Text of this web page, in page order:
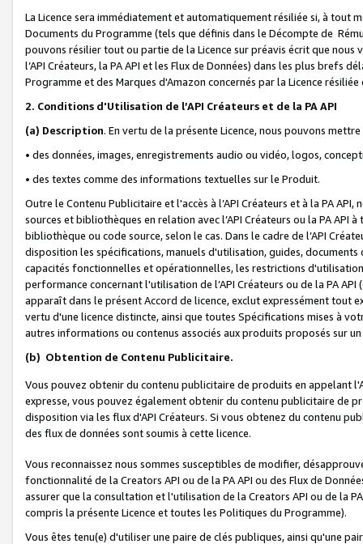
La Licence sera immédiatement et automatiquement résiliée si, à
Documents du Programme (tels que définis dans le Décompte de
pouvons résilier tout ou partie de la Licence sur préavis écrit que
l’API Créateurs, la PA API et les Flux de Données) dans les plus
Programme et des Marques d'Amazon concernés par la Licence
2. Conditions d'Utilisation de l’API Créateurs et de la PA API
(a) Description. En vertu de la présente Licence, nous pouvons
• des données, images, enregistrements audio ou vidéo, logos,
• des textes comme des informations textuelles sur le Produit.
Outre le Contenu Publicitaire et l'accès à l’API Créateurs et à la PA
sources et bibliothèques en relation avec l’API Créateurs ou la PA
bibliothèque ou code source, selon le cas. Dans le cadre de l’API
disposition les spécifications, manuels d'utilisation, guides,
capacités fonctionnelles et opérationnelles, les restrictions
performance concernant l'utilisation de l’API Créateurs ou de la PA
apparaît dans le présent Accord de licence, exclut expressément tout
vertu d'une licence distincte, ainsi que toutes Spécifications mises à
autres informations ou contenus associés aux produits proposés sur
(b) Obtention de Contenu Publicitaire.
Vous pouvez obtenir du contenu publicitaire de produits en appelant
expresse, vous pouvez également obtenir du contenu publicitaire de
disposition via les flux d'API Créateurs. Si vous obtenez du contenu
des flux de données sont soumis à cette licence.
Vous reconnaissez nous sommes susceptibles de modifier,
fonctionnalité de la Creators API ou de la PA API ou des Flux de
assurer que la consultation et l'utilisation de la Creators API ou de la
compris la présente Licence et toutes les Politiques du Programme).
Vous êtes tenu(e) d'utiliser une paire de clés publiques, ainsi qu'une